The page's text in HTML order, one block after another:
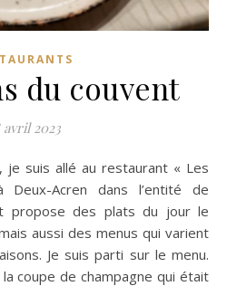
du couvent
avril 2023
Acren dans l’entité de
propose des plats du jour le
aussi des menus qui varient
Je suis parti sur le menu.
coupe de champagne qui était